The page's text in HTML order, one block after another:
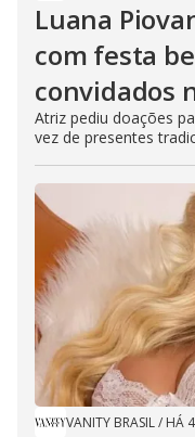
Luana
com festa
convidados
Atriz pediu doações
vez de presentes
VANITY BRASIL/ HÁ